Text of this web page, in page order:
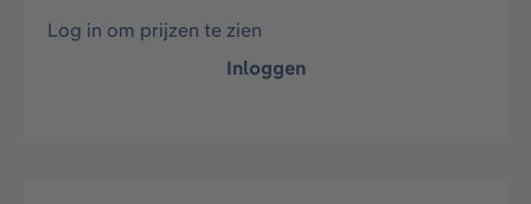
Log in om prijzen te zien
Inloggen